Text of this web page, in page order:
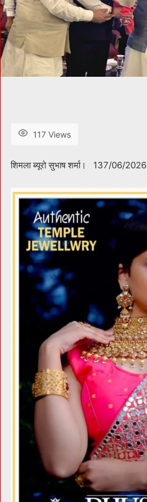
117 Views
शिमला ब्यूरो सुभाष शर्मा। 137/06/2026